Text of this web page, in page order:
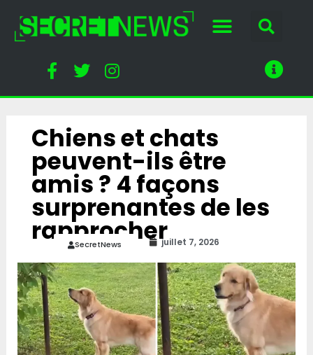
Chiens et chats
peuvent-ils être
amis ? 4 façons
surprenantes de les
rapprocher
SecretNews juillet 7, 2026